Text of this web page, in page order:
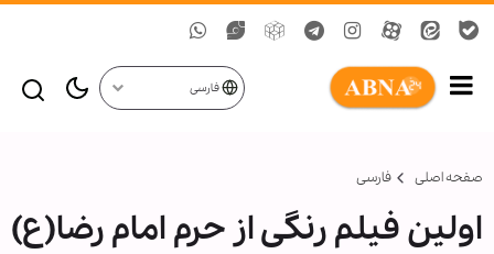
فارسی
صفحه اصلی فارسی
اولین فیلم رنگی از حرم امام رضا(ع)